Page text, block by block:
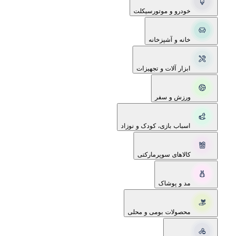
خودرو و موتورسیکلت
خانه و آشپزخانه
ابزار آلات و تجهیزات
ورزش و سفر
اسباب بازی، کودک و نوزاد
کالاهای سوپرمارکتی
مد و پوشاک
محصولات بومی و محلی